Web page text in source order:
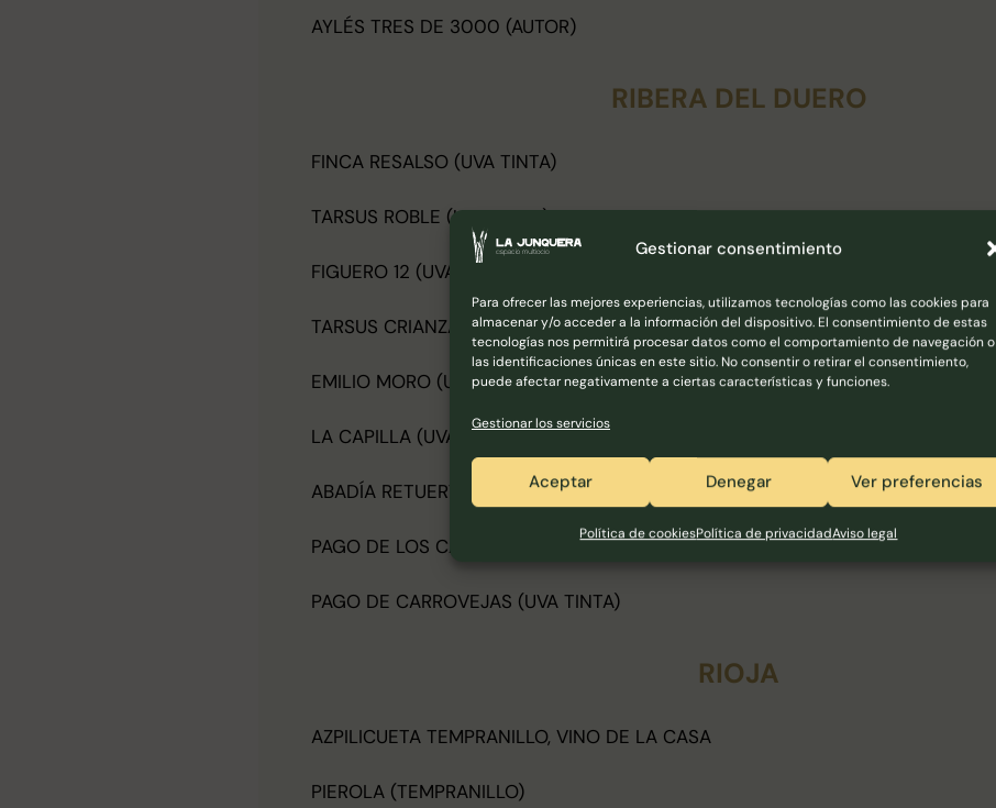
Gestionar consentimiento
Para ofrecer las mejores experiencias, utilizamos tecnologías como las cookies para
almacenar y/o acceder a la información del dispositivo. El consentimiento de estas
tecnologías nos permitirá procesar datos como el comportamiento de navegación o
las identificaciones únicas en este sitio. No consentir o retirar el consentimiento,
puede afectar negativamente a ciertas características y funciones.
Gestionar los servicios
Aceptar Denegar Ver preferencias
Política de cookiesPolítica de privacidadAviso legal
AYLÉS TRES DE 3000 (AUTOR)
RIBERA DEL DUERO
FINCA RESALSO (UVA TINTA)
TARSUS ROBLE (UVA TINTA)
FIGUERO 12 (UVA TINTA)
TARSUS CRIANZA (UVA TINTA)
EMILIO MORO (UVA TINTA)
LA CAPILLA (UVA TINTA)
ABADÍA RETUERTA (UVA TINTA)
PAGO DE LOS CAPELLANES (UVA TINTA)
PAGO DE CARROVEJAS (UVA TINTA)
RIOJA
AZPILICUETA TEMPRANILLO, VINO DE LA CASA
PIEROLA (TEMPRANILLO)